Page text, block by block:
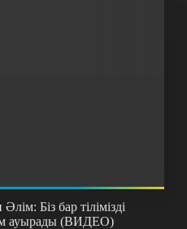
Біз бар тілімізді
ауырады (ВИДЕО)